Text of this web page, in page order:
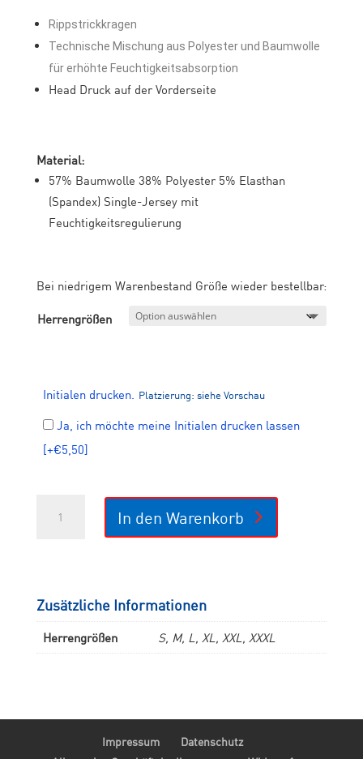
Rippstrickkragen
Technische Mischung aus Polyester und Baumwolle
für erhöhte Feuchtigkeitsabsorption
Head Druck auf der Vorderseite
Material:
57% Baumwolle 38% Polyester 5% Elasthan
(Spandex) Single-Jersey mit
Feuchtigkeitsregulierung
Bei niedrigem Warenbestand Größe wieder bestellbar:
Herrengrößen
Initialen drucken. Platzierung: siehe Vorschau
Ja, ich möchte meine Initialen drucken lassen
[+€5,50]
Original
Menge
In den Warenkorb
Zusätzliche Informationen
Herrengrößen S, M, L, XL, XXL, XXXL
Impressum
Datenschutz